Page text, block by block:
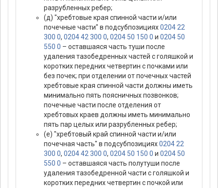
разрубленных ребер;
(д) "хребтовые края спинной части и/или
почечные части" в подсубпозициях0204 22
300 0, 0204 42 300 0, 0204 50 150 0 и 0204 50
550 0 – оставшаяся часть туши после
удаления тазобедренных частей с голяшкой и
коротких передних четвертин с почками или
без почек; при отделении от почечных частей
хребтовые края спинной части должны иметь
минимально пять поясничных позвонков;
почечные части после отделения от
хребтовых краев должны иметь минимально
пять пар целых или разрубленных ребер;
(е) "хребтовый край спинной части и/или
почечная часть" в подсубпозициях0204 22
300 0, 0204 42 300 0, 0204 50 150 0 и 0204 50
550 0 – оставшаяся часть полутуши после
удаления тазобедренной части с голяшкой и
коротких передних четвертин с почкой или